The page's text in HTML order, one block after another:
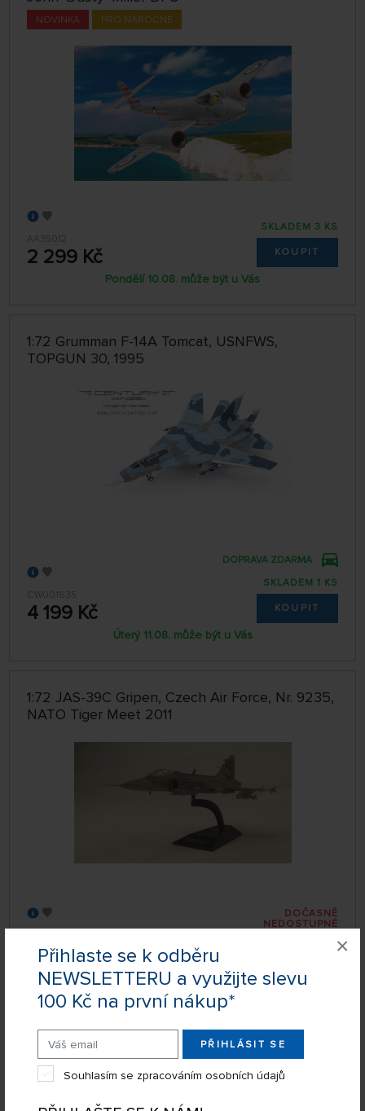
Přihlaste se k odběru
NEWSLETTERU a využijte slevu
100 Kč na první nákup*
PŘIHLÁSIT SE
Souhlasím se zpracováním osobních údajů
×
NOVINKA PRO NÁROČNÉ
AA35012
2 299 Kč
SKLADEM 3 KS
KOUPIT
Pondělí 10.08. může být u Vás
1:72 Grumman F-14A Tomcat, USNFWS,
TOPGUN 30, 1995
CW001635
4 199 Kč
DOPRAVA ZDARMA
SKLADEM 1 KS
KOUPIT
Úterý 11.08. může být u Vás
1:72 JAS-39C Gripen, Czech Air Force, Nr. 9235,
NATO Tiger Meet 2011
899 Kč
DOČASNĚ
NEDOSTUPNÉ
NATO Tiger Meet 2009